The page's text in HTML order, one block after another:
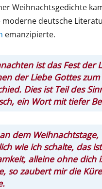
Weihnachtsgedichte
moderne deutsche
emanzipierte.
ist das Fest der
der Liebe Gottes
Dies ist Teil des
ein Wort mit tiefer
dem
wie ich schalte, das
alleine ohne dich
so zaubert mir die